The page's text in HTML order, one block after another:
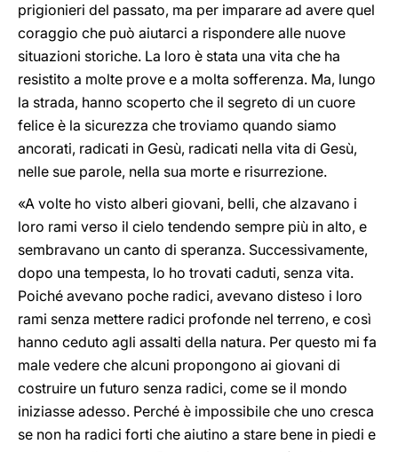
prigionieri del passato, ma per imparare ad avere quel
coraggio che può aiutarci a rispondere alle nuove
situazioni storiche. La loro è stata una vita che ha
resistito a molte prove e a molta sofferenza. Ma, lungo
la strada, hanno scoperto che il segreto di un cuore
felice è la sicurezza che troviamo quando siamo
ancorati, radicati in Gesù, radicati nella vita di Gesù,
nelle sue parole, nella sua morte e risurrezione.
«A volte ho visto alberi giovani, belli, che alzavano i
loro rami verso il cielo tendendo sempre più in alto, e
sembravano un canto di speranza. Successivamente,
dopo una tempesta, lo ho trovati caduti, senza vita.
Poiché avevano poche radici, avevano disteso i loro
rami senza mettere radici profonde nel terreno, e così
hanno ceduto agli assalti della natura. Per questo mi fa
male vedere che alcuni propongono ai giovani di
costruire un futuro senza radici, come se il mondo
iniziasse adesso. Perché è impossibile che uno cresca
se non ha radici forti che aiutino a stare bene in piedi e